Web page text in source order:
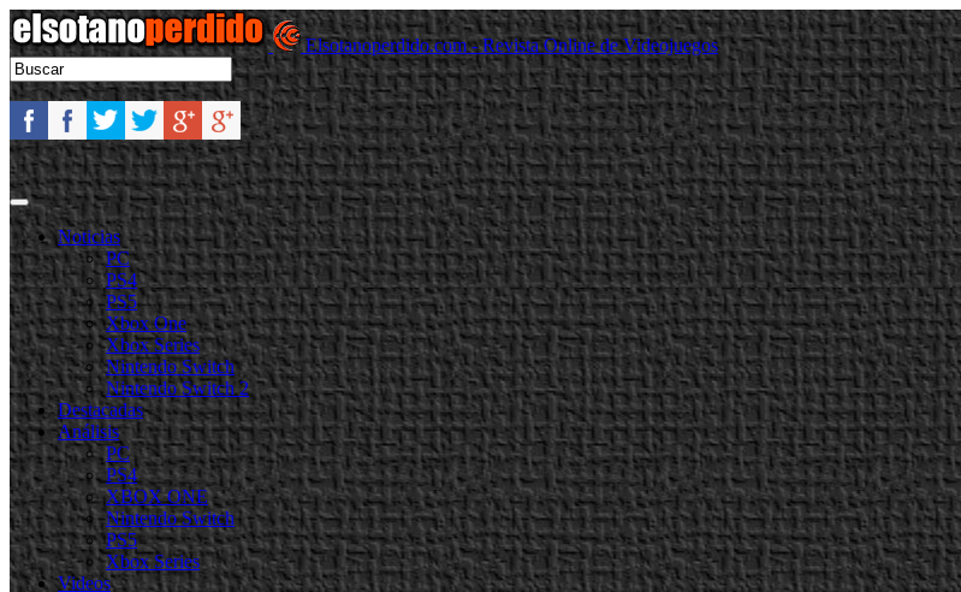
Elsotanoperdido.com - Revista Online de Videojuegos
Noticias
PC
PS4
PS5
Xbox One
Xbox Series
Nintendo Switch
Nintendo Switch 2
Destacadas
Análisis
PC
PS4
XBOX ONE
Nintendo Switch
PS5
Xbox Series
Videos